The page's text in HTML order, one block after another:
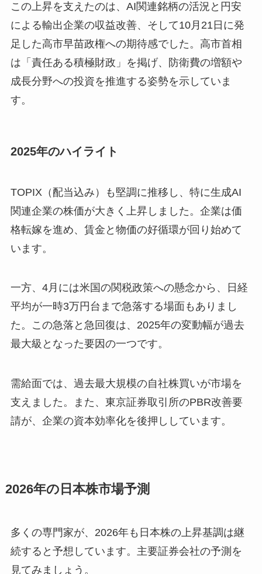
この上昇を支えたのは、AI関連銘柄の活況と円安
による輸出企業の収益改善、そして10月21日に発
足した高市早苗政権への期待感でした。高市首相
は「責任ある積極財政」を掲げ、防衛費の増額や
成長分野への投資を推進する姿勢を示していま
す。
2025年のハイライト
TOPIX（配当込み）も堅調に推移し、特に生成AI
関連企業の株価が大きく上昇しました。企業は価
格転嫁を進め、賃金と物価の好循環が回り始めて
います。
一方、4月には米国の関税政策への懸念から、日経
平均が一時3万円台まで急落する場面もありまし
た。この急落と急回復は、2025年の変動幅が過去
最大級となった要因の一つです。
需給面では、過去最大規模の自社株買いが市場を
支えました。また、東京証券取引所のPBR改善要
請が、企業の資本効率化を後押ししています。
2026年の日本株市場予測
多くの専門家が、2026年も日本株の上昇基調は継
続すると予想しています。主要証券会社の予測を
見てみましょう。